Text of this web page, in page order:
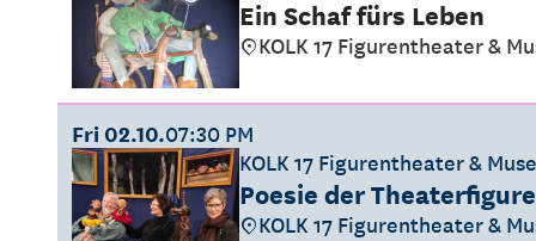
Ein Schaf fürs Leben
KOLK 17 Figurentheater &
Fri 02.10.07:30 PM
KOLK 17 Figurentheater &
Poesie der
KOLK 17 Figurentheater &